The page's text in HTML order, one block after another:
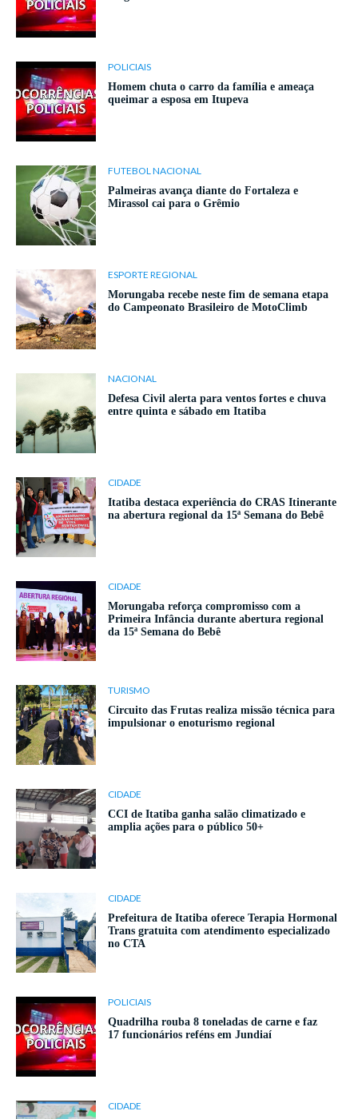
POLICIAIS
Homem chuta o carro da família e ameaça
queimar a esposa em Itupeva
FUTEBOL NACIONAL
Palmeiras avança diante do Fortaleza e
Mirassol cai para o Grêmio
ESPORTE REGIONAL
Morungaba recebe neste fim de semana etapa
do Campeonato Brasileiro de MotoClimb
NACIONAL
Defesa Civil alerta para ventos fortes e chuva
entre quinta e sábado em Itatiba
CIDADE
Itatiba destaca experiência do CRAS Itinerante
na abertura regional da 15ª Semana do Bebê
CIDADE
Morungaba reforça compromisso com a
Primeira Infância durante abertura regional
da 15ª Semana do Bebê
TURISMO
Circuito das Frutas realiza missão técnica para
impulsionar o enoturismo regional
CIDADE
CCI de Itatiba ganha salão climatizado e
amplia ações para o público 50+
CIDADE
Prefeitura de Itatiba oferece Terapia Hormonal
Trans gratuita com atendimento especializado
no CTA
POLICIAIS
Quadrilha rouba 8 toneladas de carne e faz
17 funcionários reféns em Jundiaí
CIDADE